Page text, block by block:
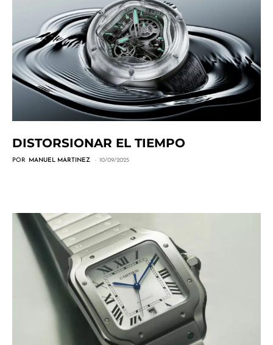
DISTORSIONAR EL TIEMPO
POR MANUEL MARTINEZ 10/09/2025